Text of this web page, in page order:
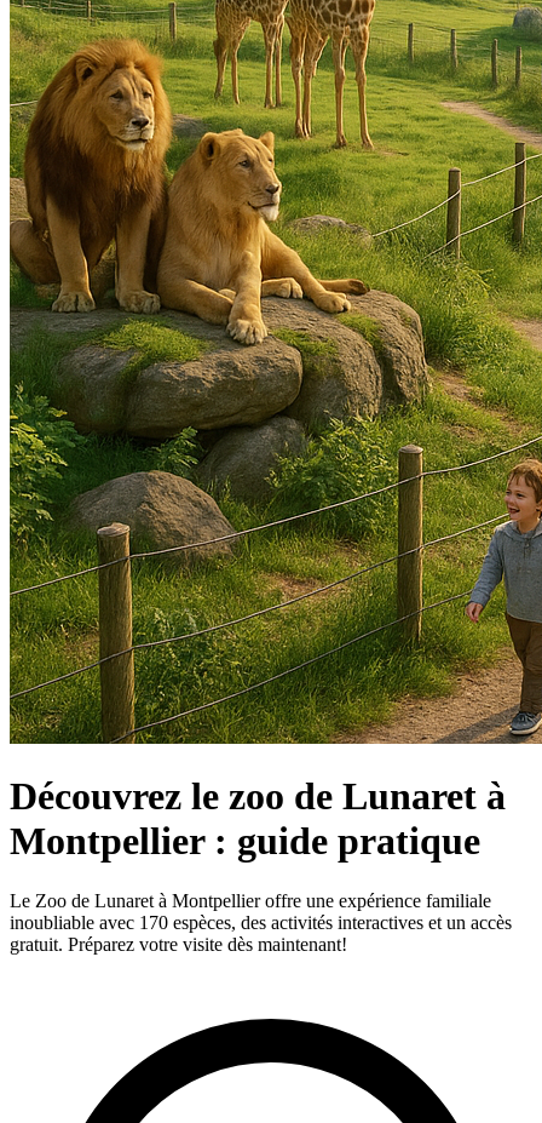
Découvrez le zoo de Lunaret à
Montpellier : guide pratique
Le Zoo de Lunaret à Montpellier offre une expérience familiale
inoubliable avec 170 espèces, des activités interactives et un accès
gratuit. Préparez votre visite dès maintenant!